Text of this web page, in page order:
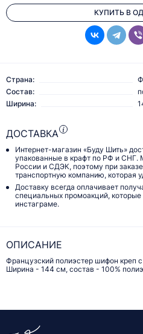
КУПИТЬ В
Страна:
Состав:
Ширина:
ДОСТАВКА
Интернет-магазин «Буду Шить»
упакованные в крафт по РФ и
России и СДЭК, поэтому при
транспортную компанию, которая
Доставку всегда оплачивает
специальных промоакций,
инстаграме.
ОПИСАНИЕ
Французский полиэстер шифон креп
Ширина - 144 см, состав - 100%